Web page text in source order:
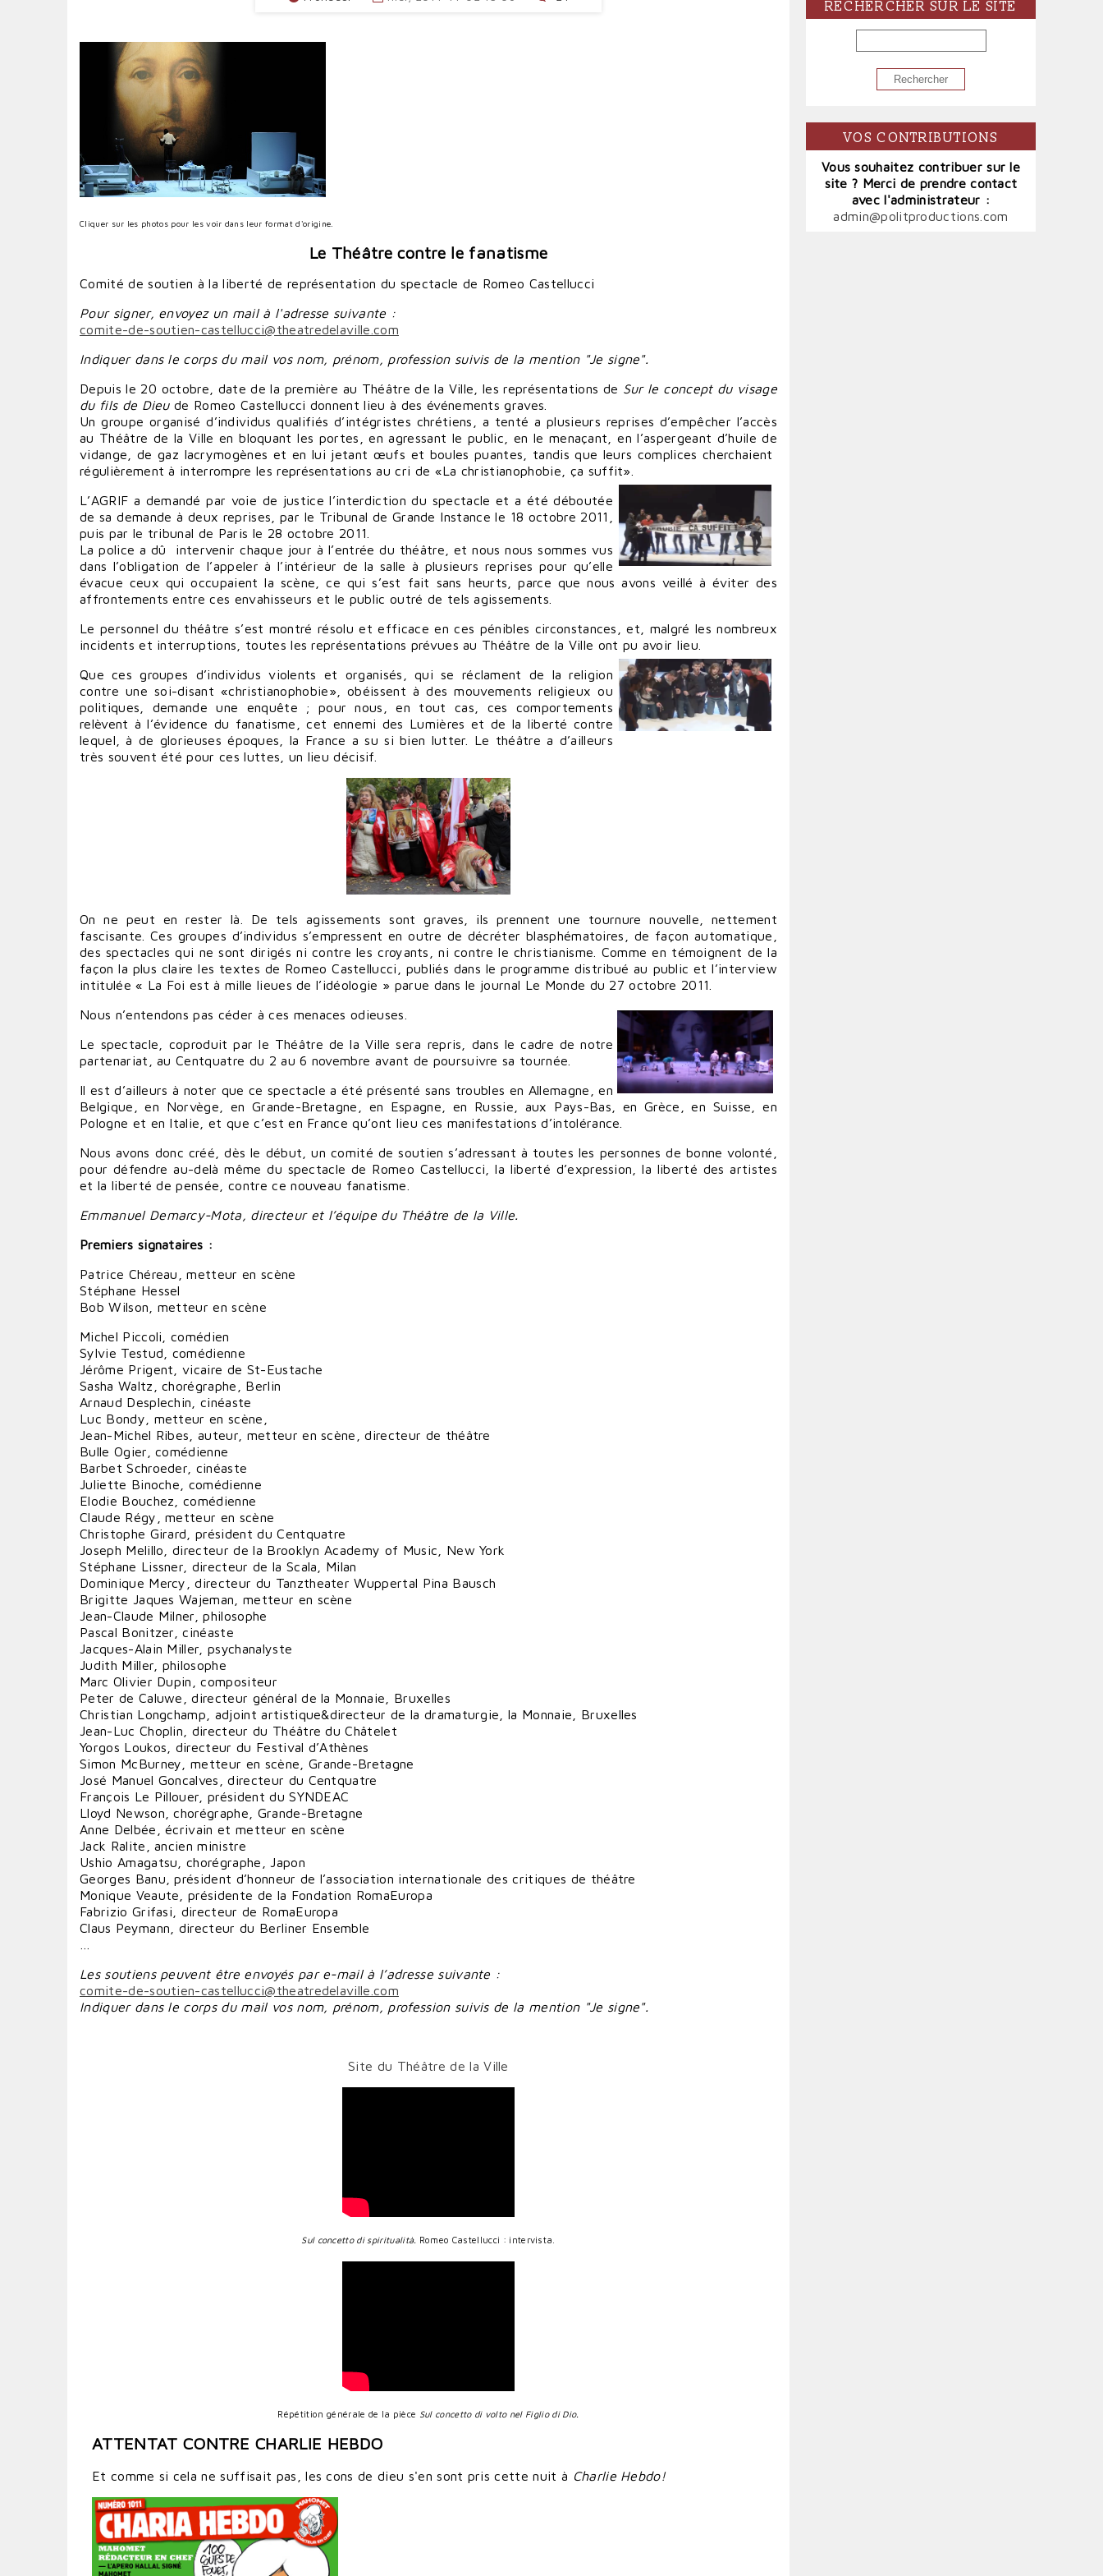
Cliquer sur les photos pour les voir dans leur format d'origine.
Le Théâtre contre le fanatisme
Comité de soutien à la liberté de représentation du spectacle de Romeo Castellucci
Pour signer, envoyez un mail à l'adresse suivante :
comite-de-soutien-castellucci@theatredelaville.com
Indiquer dans le corps du mail vos nom, prénom, profession suivis de la mention "Je signe".
Depuis le 20 octobre, date de la première au Théâtre de la Ville, les représentations de Sur le concept du visage
du fils de Dieude Romeo Castellucci donnent lieu à des événements graves.
Un groupe organisé d’individus qualifiés d’intégristes chrétiens, a tenté a plusieurs reprises d’empêcher l’accès
au Théâtre de la Ville en bloquant les portes, en agressant le public, en le menaçant, en l’aspergeant d’huile de
vidange, de gaz lacrymogènes et en lui jetant œufs et boules puantes, tandis que leurs complices cherchaient
régulièrement à interrompre les représentations au cri de «La christianophobie, ça suffit».
L’AGRIF a demandé par voie de justice l’interdiction du spectacle et a été déboutée
de sa demande à deux reprises, par le Tribunal de Grande Instance le 18 octobre 2011,
puis par le tribunal de Paris le 28 octobre 2011.
La police a dû intervenir chaque jour à l’entrée du théâtre, et nous nous sommes vus
dans l’obligation de l’appeler à l’intérieur de la salle à plusieurs reprises pour qu’elle
évacue ceux qui occupaient la scène, ce qui s’est fait sans heurts, parce que nous avons veillé à éviter des
affrontements entre ces envahisseurs et le public outré de tels agissements.
Le personnel du théâtre s’est montré résolu et efficace en ces pénibles circonstances, et, malgré les nombreux
incidents et interruptions, toutes les représentations prévues au Théâtre de la Ville ont pu avoir lieu.
Que ces groupes d’individus violents et organisés, qui se réclament de la religion
contre une soi-disant «christianophobie», obéissent à des mouvements religieux ou
politiques, demande une enquête ; pour nous, en tout cas, ces comportements
relèvent à l’évidence du fanatisme, cet ennemi des Lumières et de la liberté contre
lequel, à de glorieuses époques, la France a su si bien lutter. Le théâtre a d’ailleurs
très souvent été pour ces luttes, un lieu décisif.
On ne peut en rester là. De tels agissements sont graves, ils prennent une tournure nouvelle, nettement
fascisante. Ces groupes d’individus s’empressent en outre de décréter blasphématoires, de façon automatique,
des spectacles qui ne sont dirigés ni contre les croyants, ni contre le christianisme. Comme en témoignent de la
façon la plus claire les textes de Romeo Castellucci, publiés dans le programme distribué au public et l’interview
intitulée « La Foi est à mille lieues de l’idéologie » parue dans le journal Le Monde du 27 octobre 2011.
Nous n’entendons pas céder à ces menaces odieuses.
Le spectacle, coproduit par le Théâtre de la Ville sera repris, dans le cadre de notre
partenariat, au Centquatre du 2 au 6 novembre avant de poursuivre sa tournée.
Il est d’ailleurs à noter que ce spectacle a été présenté sans troubles en Allemagne, en
Belgique, en Norvège, en Grande-Bretagne, en Espagne, en Russie, aux Pays-Bas, en Grèce, en Suisse, en
Pologne et en Italie, et que c’est en France qu’ont lieu ces manifestations d’intolérance.
Nous avons donc créé, dès le début, un comité de soutien s’adressant à toutes les personnes de bonne volonté,
pour défendre au-delà même du spectacle de Romeo Castellucci, la liberté d’expression, la liberté des artistes
et la liberté de pensée, contre ce nouveau fanatisme.
Emmanuel Demarcy-Mota, directeur et l’équipe du Théâtre de la Ville.
Premiers signataires :
Patrice Chéreau, metteur en scène
Stéphane Hessel
Bob Wilson, metteur en scène
Michel Piccoli, comédien
Sylvie Testud, comédienne
Jérôme Prigent, vicaire de St-Eustache
Sasha Waltz, chorégraphe, Berlin
Arnaud Desplechin, cinéaste
Luc Bondy, metteur en scène,
Jean-Michel Ribes, auteur, metteur en scène, directeur de théâtre
Bulle Ogier, comédienne
Barbet Schroeder, cinéaste
Juliette Binoche, comédienne
Elodie Bouchez, comédienne
Claude Régy, metteur en scène
Christophe Girard, président du Centquatre
Joseph Melillo, directeur de la Brooklyn Academy of Music, New York
Stéphane Lissner, directeur de la Scala, Milan
Dominique Mercy, directeur du Tanztheater Wuppertal Pina Bausch
Brigitte Jaques Wajeman, metteur en scène
Jean-Claude Milner, philosophe
Pascal Bonitzer, cinéaste
Jacques-Alain Miller, psychanalyste
Judith Miller, philosophe
Marc Olivier Dupin, compositeur
Peter de Caluwe, directeur général de la Monnaie, Bruxelles
Christian Longchamp, adjoint artistique&directeur de la dramaturgie, la Monnaie, Bruxelles
Jean-Luc Choplin, directeur du Théâtre du Châtelet
Yorgos Loukos, directeur du Festival d’Athènes
Simon McBurney, metteur en scène, Grande-Bretagne
José Manuel Goncalves, directeur du Centquatre
François Le Pillouer, président du SYNDEAC
Lloyd Newson, chorégraphe, Grande-Bretagne
Anne Delbée, écrivain et metteur en scène
Jack Ralite, ancien ministre
Ushio Amagatsu, chorégraphe, Japon
Georges Banu, président d’honneur de l’association internationale des critiques de théâtre
Monique Veaute, présidente de la Fondation RomaEuropa
Fabrizio Grifasi, directeur de RomaEuropa
Claus Peymann, directeur du Berliner Ensemble
Les soutiens peuvent être envoyés par e-mail à l’adresse suivante :
comite-de-soutien-castellucci@theatredelaville.com
Indiquer dans le corps du mail vos nom, prénom, profession suivis de la mention "Je signe".
Site du Théâtre de la Ville
Sul concetto di spiritualità. Romeo Castellucci : intervista.
Répétition générale de la pièce Sul concetto di volto nel Figlio di Dio.
ATTENTAT CONTRE CHARLIE HEBDO
Et comme si cela ne suffisait pas, les cons de dieu s'en sont pris cette nuit à Charlie Hebdo!
RECHERCHER SUR LE SITE
RECHERCHER
VOS CONTRIBUTIONS
Vous souhaitez contribuer sur le
site ? Merci de prendre contact
avec l'administrateur :
admin@politproductions.com